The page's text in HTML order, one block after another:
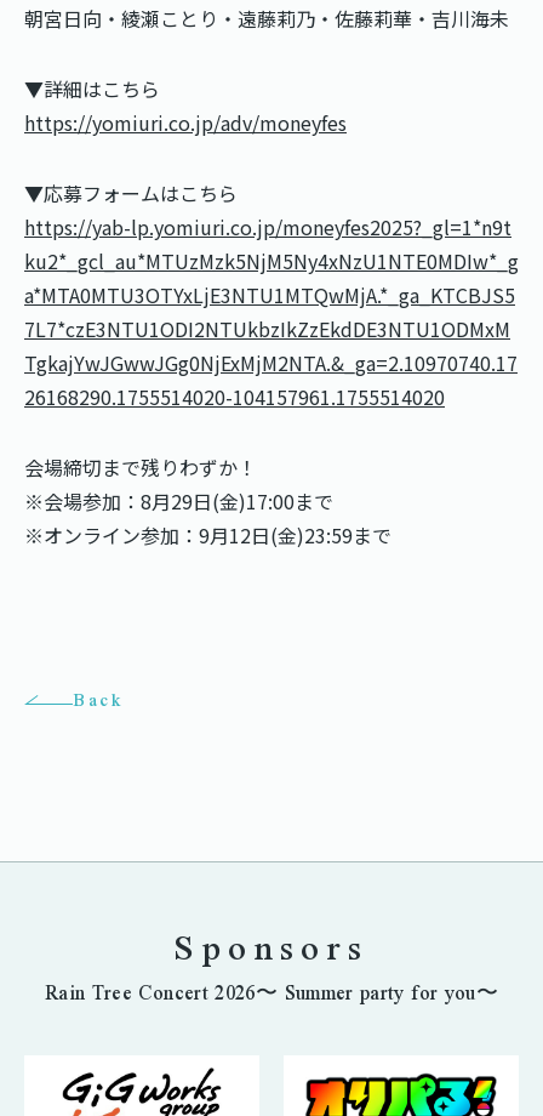
朝宮日向・綾瀬ことり・遠藤莉乃・佐藤莉華・吉川海未
▼詳細はこちら
https://yomiuri.co.jp/adv/moneyfes
▼応募フォームはこちら
https://yab-lp.yomiuri.co.jp/moneyfes2025?_gl=1*n9t
ku2*_gcl_au*MTUzMzk5NjM5Ny4xNzU1NTE0MDIw*_g
a*MTA0MTU3OTYxLjE3NTU1MTQwMjA.*_ga_KTCBJS5
7L7*czE3NTU1ODI2NTUkbzIkZzEkdDE3NTU1ODMxM
TgkajYwJGwwJGg0NjExMjM2NTA.&_ga=2.10970740.17
26168290.1755514020-104157961.1755514020
会場締切まで残りわずか！
※会場参加：8月29日(金)17:00まで
※オンライン参加：9月12日(金)23:59まで
Back
Sponsors
Rain Tree Concert 2026〜 Summer party for you〜